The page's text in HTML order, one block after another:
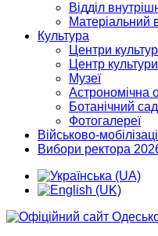
Відділ
Матеріальний
Культура
Центри
Центр культури
Музеї
Астрономічна
Ботанічний сад
Фотогалереї
Військово-
Вибори ректора